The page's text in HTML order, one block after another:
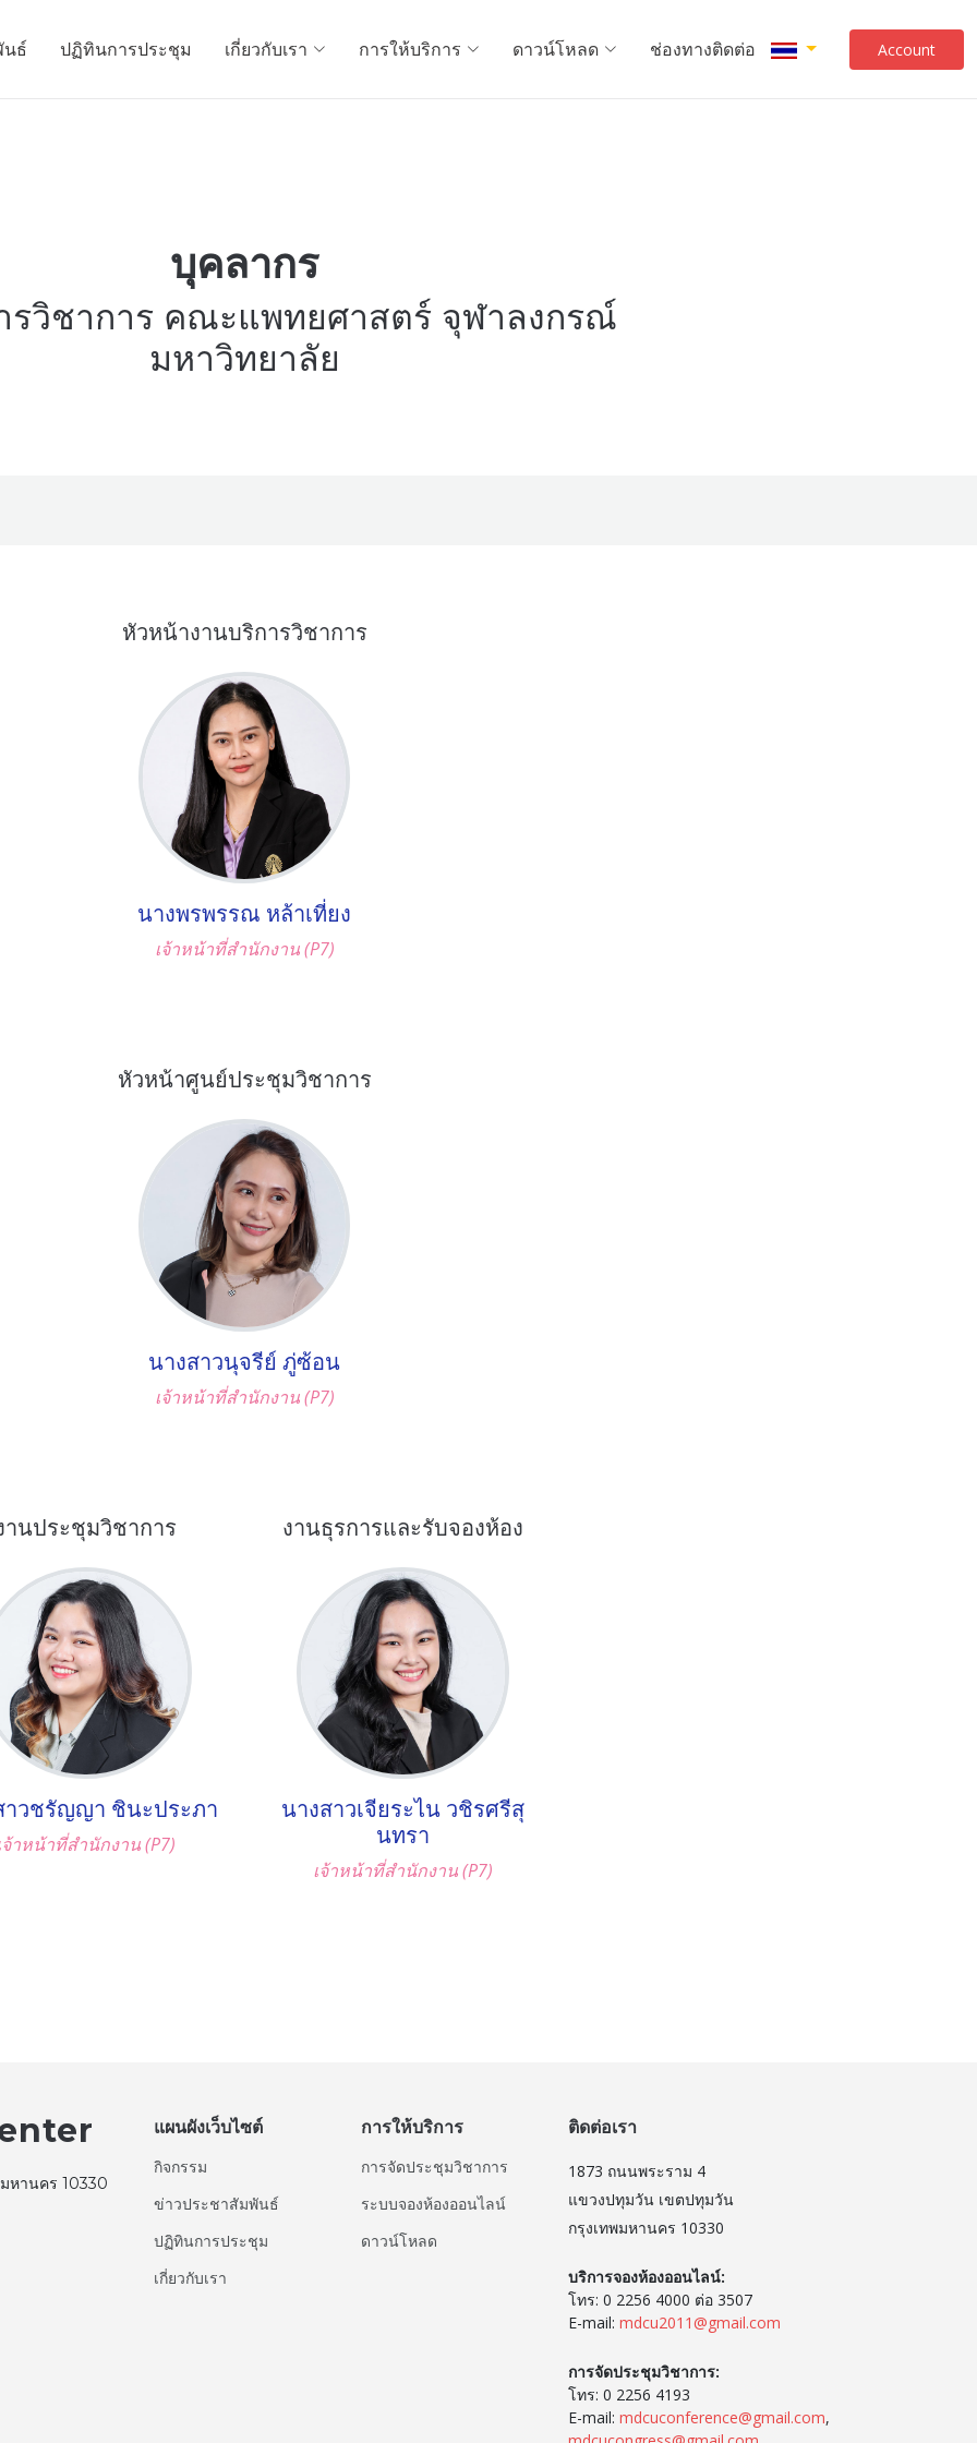
นธ์ ปฏิทินการประชุม เกี่ยวกับเรา การให้บริการ ดาวน์โหลด ช่องทางติดต่อ Account
บุคลากร
รวิชาการ คณะแพทยศาสตร์ จุฬาลงกรณ์
มหาวิทยาลัย
หัวหน้างานบริการวิชาการ
นางพรพรรณ หล้าเที่ยง
เจ้าหน้าที่สำนักงาน (P7)
หัวหน้าศูนย์ประชุมวิชาการ
นางสาวนุจรีย์ ภู่ซ้อน
เจ้าหน้าที่สำนักงาน (P7)
านประชุมวิชาการ
าวชรัญญา ชินะประภา
จ้าหน้าที่สำนักงาน (P7)
งานธุรการและรับจองห้อง
นางสาวเจียระไน วชิรศรีสุ
นทรา
เจ้าหน้าที่สำนักงาน (P7)
หานคร 10330
แผนผังเว็บไซต์
กิจกรรม
ข่าวประชาสัมพันธ์
ปฏิทินการประชุม
เกี่ยวกับเรา
การให้บริการ
การจัดประชุมวิชาการ
ระบบจองห้องออนไลน์
ดาวน์โหลด
ติดต่อเรา
1873 ถนนพระราม 4
แขวงปทุมวัน เขตปทุมวัน
กรุงเทพมหานคร 10330
บริการจองห้องออนไลน์:
โทร: 0 2256 4000 ต่อ 3507
E-mail: mdcu2011@gmail.com
การจัดประชุมวิชาการ:
โทร: 0 2256 4193
E-mail: mdcuconference@gmail.com,